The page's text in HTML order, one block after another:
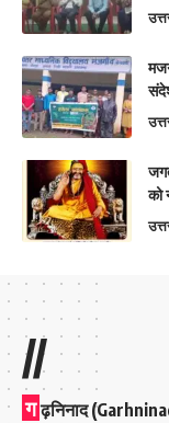
को
//
ग ढ़निनाद